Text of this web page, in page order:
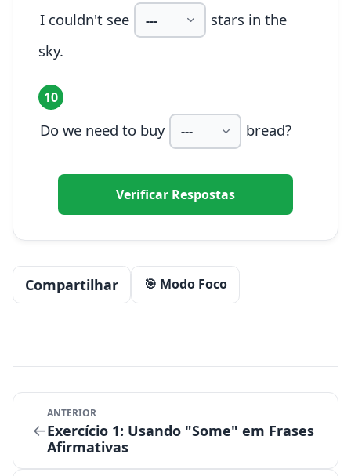
I couldn't see
stars in the
sky.
10
Do we need to buy bread?
Verificar Respostas
Compartilhar 🎯 Modo Foco
←
ANTERIOR
Exercício 1: Usando "Some" em Frases
Afirmativas